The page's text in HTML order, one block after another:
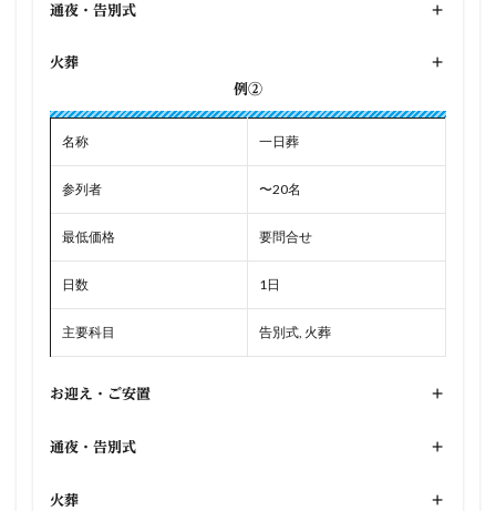
通夜・告別式 +
火葬
+
例②
名称 一日葬
参列者 〜20名
最低価格 要問合せ
日数 1日
主要科目 告別式, 火葬
お迎え・ご安置 +
通夜・告別式 +
火葬
+